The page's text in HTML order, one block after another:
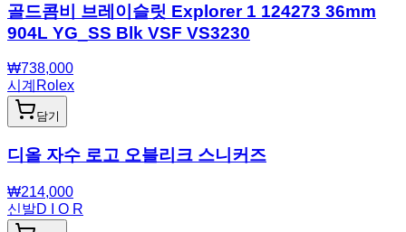
골드콤비 브레이슬릿 Explorer 1 124273 36mm
904L YG_SS Blk VSF VS3230
₩738,000
시계 Rolex
담기
디올 자수 로고 오블리크 스니커즈
₩214,000
신발D I O R